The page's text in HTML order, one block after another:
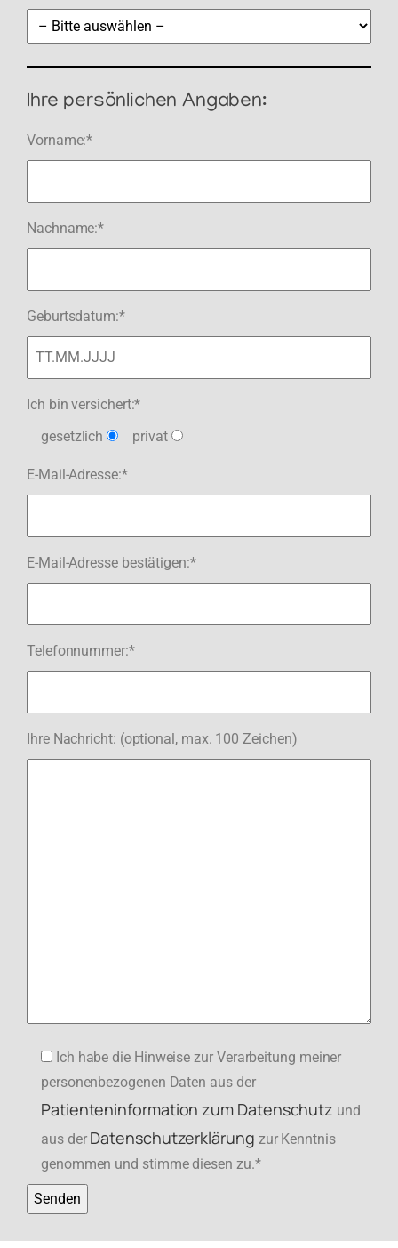
Ihre persönlichen Angaben:
Vorname:*
Nachname:*
Geburtsdatum:*
Ich bin versichert:*
gesetzlich
privat
E-Mail-Adresse:*
E-Mail-Adresse bestätigen:*
Telefonnummer:*
Ihre Nachricht: (optional, max. 100 Zeichen)
Ich habe die Hinweise zur Verarbeitung meiner
personenbezogenen Daten aus der
Patienteninformation zum Datenschutz und
aus der Datenschutzerklärung zur Kenntnis
genommen und stimme diesen zu.*